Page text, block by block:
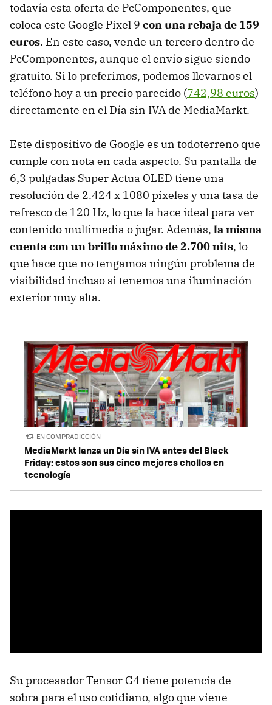
todavía esta oferta de PcComponentes, que
coloca este Google Pixel 9 con una rebaja de 159
euros. En este caso, vende un tercero dentro de
PcComponentes, aunque el envío sigue siendo
gratuito. Si lo preferimos, podemos llevarnos el
teléfono hoy a un precio parecido (742,98 euros)
directamente en el Día sin IVA de MediaMarkt.
Este dispositivo de Google es un todoterreno que
cumple con nota en cada aspecto. Su pantalla de
6,3 pulgadas Super Actua OLED tiene una
resolución de 2.424 x 1080 píxeles y una tasa de
refresco de 120 Hz, lo que la hace ideal para ver
contenido multimedia o jugar. Además, la misma
cuenta con un brillo máximo de 2.700 nits, lo
que hace que no tengamos ningún problema de
visibilidad incluso si tenemos una iluminación
exterior muy alta.
EN COMPRADICCIÓN
MediaMarkt lanza un Día sin IVA antes del Black
Friday: estos son sus cinco mejores chollos en
tecnología
Su procesador Tensor G4 tiene potencia de
sobra para el uso cotidiano, algo que viene